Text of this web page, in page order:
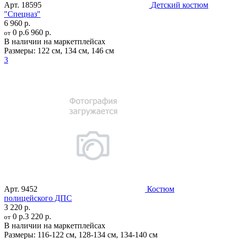
Арт. 18595
Детский костюм
"Спецназ"
6 960 р.
от 0 р.6 960 р.
В наличии на маркетплейсах
Размеры: 122 см, 134 см, 146 см
3
Арт. 9452
Костюм
полицейского ДПС
3 220 р.
от 0 р.3 220 р.
В наличии на маркетплейсах
Размеры: 116-122 см, 128-134 см, 134-140 см